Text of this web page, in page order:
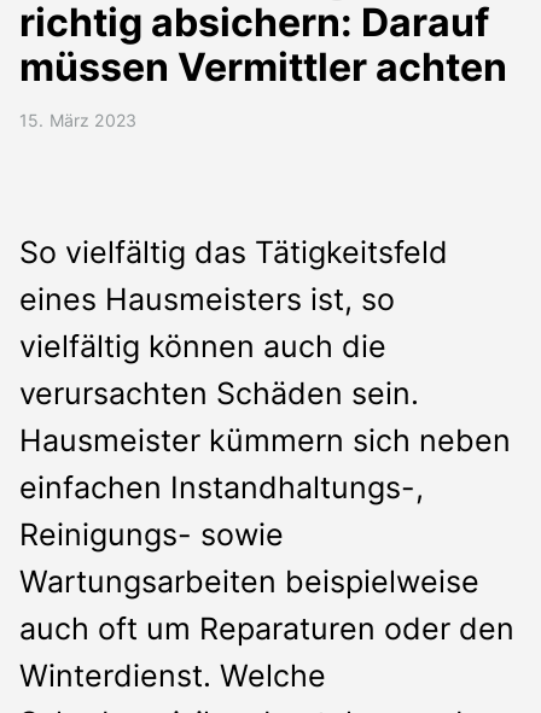
Presse
Deutsch
richtig absichern: Darauf
müssen Vermittler achten
15. März 2023
So vielfältig das Tätigkeitsfeld
eines Hausmeisters ist, so
vielfältig können auch die
verursachten Schäden sein.
Hausmeister kümmern sich neben
einfachen Instandhaltungs-,
Reinigungs- sowie
Wartungsarbeiten beispielweise
auch oft um Reparaturen oder den
Winterdienst. Welche